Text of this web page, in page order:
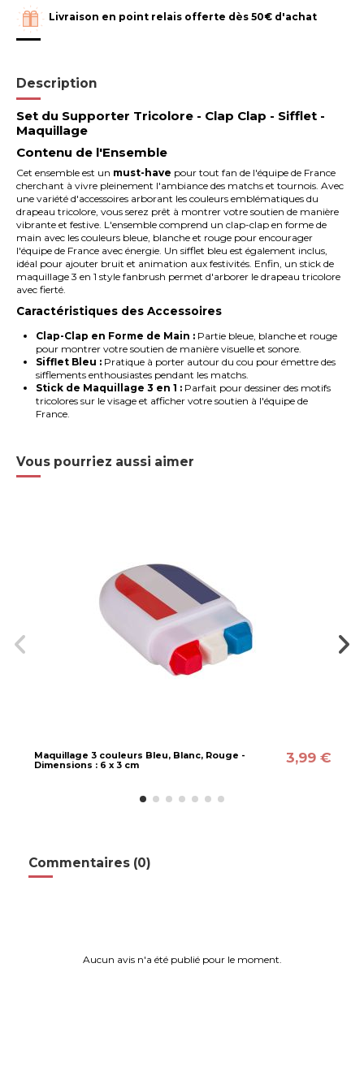
Livraison en point relais offerte dès 50€ d'achat
Description
Set du Supporter Tricolore - Clap Clap - Sifflet -
Maquillage
Contenu de l'Ensemble
Cet ensemble est un must-have pour tout fan de l'équipe de France
cherchant à vivre pleinement l'ambiance des matchs et tournois. Avec
une variété d'accessoires arborant les couleurs emblématiques du
drapeau tricolore, vous serez prêt à montrer votre soutien de manière
vibrante et festive. L'ensemble comprend un clap-clap en forme de
main avec les couleurs bleue, blanche et rouge pour encourager
l'équipe de France avec énergie. Un sifflet bleu est également inclus,
idéal pour ajouter bruit et animation aux festivités. Enfin, un stick de
maquillage 3 en 1 style fanbrush permet d'arborer le drapeau tricolore
avec fierté.
Caractéristiques des Accessoires
Clap-Clap en Forme de Main : Partie bleue, blanche et rouge
pour montrer votre soutien de manière visuelle et sonore.
Sifflet Bleu : Pratique à porter autour du cou pour émettre des
sifflements enthousiastes pendant les matchs.
Stick de Maquillage 3 en 1 : Parfait pour dessiner des motifs
tricolores sur le visage et afficher votre soutien à l'équipe de
France.
Vous pourriez aussi aimer
Maquillage 3 couleurs Bleu, Blanc, Rouge -
Dimensions : 6 x 3 cm
3,99 €
Commentaires (0)
Aucun avis n'a été publié pour le moment.